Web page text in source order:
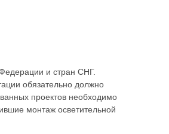
и стран СНГ.
обязательно должно
проектов необходимо
монтаж осветительной